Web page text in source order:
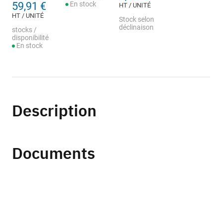
59,91 €
HT / UNITÉ
stocks /
disponibilité
En stock
En stock
HT / UNITÉ
Stock selon
déclinaison
Description
Documents